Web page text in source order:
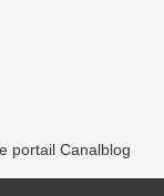
portail Canalblog